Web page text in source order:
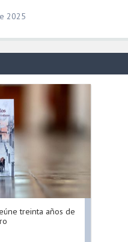
2025
treinta años de